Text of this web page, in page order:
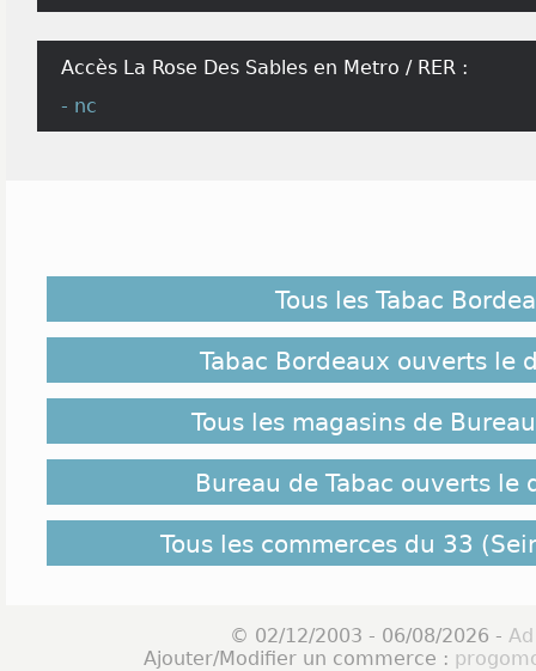
Accès La Rose Des Sables en Metro / RER :
- nc
Tous les Tabac
Tabac Bordeaux ouverts le
Tous les magasins de
Bureau de Tabac ouverts le
Tous les commerces du 33
© 02/12/2003 - 06/08/2026 -
Ajouter/Modifier un commerce :